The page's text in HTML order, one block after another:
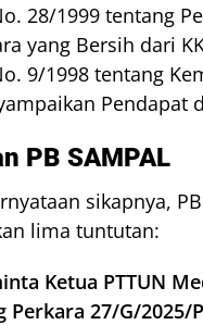
28/1999 tentang
yang Bersih dari
9/1998 tentang
Pendapat
PB SAMPAL
sikapnya, PB
lima tuntutan:
Ketua PTTUN
Perkara 27/G/2025/